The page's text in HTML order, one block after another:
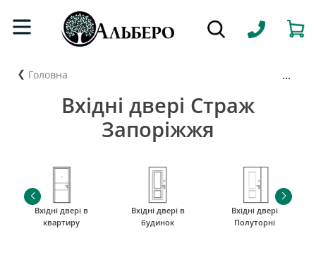
Головна ...
Вхідні двері Страж
Запоріжжя
Вхідні двері в
квартиру
Вхідні двері в
будинок
Вхідні двері
Полуторні